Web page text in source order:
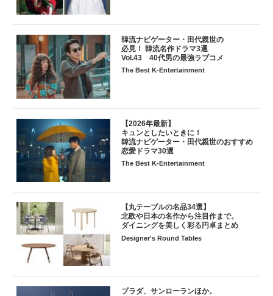
韓流ナビゲーター・田代親世の
必見！ 韓流名作ドラマ3選
Vol.43 40代男の最強ラブコメ
The Best K-Entertainment
【2026年最新】
キュンとしたいときに！
韓流ナビゲーター・田代親世のおすすめ
恋愛ドラマ30選
The Best K-Entertainment
【丸テーブルの名品34選】
北欧や日本の名作から注目作まで。
ダイニングを美しく彩る円卓まとめ
Designer's Round Tables
プラダ、サンローランほか。